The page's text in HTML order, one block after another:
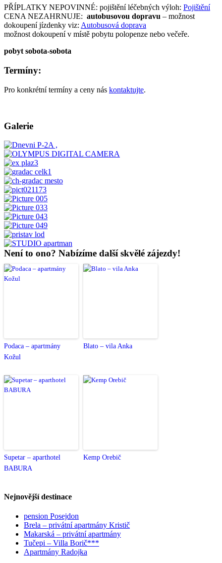
PŘÍPLATKY NEPOVINNÉ: pojištění léčebných výloh: Pojištění
CENA NEZAHRNUJE: autobusovou dopravu – možnost
dokoupení jízdenky viz: Autobusová doprava
možnost dokoupení v místě pobytu polopenze nebo večeře.
pobyt sobota-sobota
Termíny:
Pro konkrétní termíny a ceny nás kontaktujte.
Galerie
Není to ono? Nabízíme další skvělé zájezdy!
Podaca – apartmány
Kožul
Blato – vila Anka
Supetar – aparthotel
BABURA
Kemp Orebič
Nejnovější destinace
pension Posejdon
Brela – privátní apartmány Kristič
Makarská – privátní apartmány
Tučepi – Villa Borič***
Apartmány Radojka